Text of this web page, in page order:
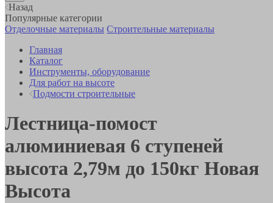
Назад
Популярные категории
Отделочные материалы Строительные материалы
Главная
Каталог
Инструменты, оборудование
Для работ на высоте
Подмости строительные
Лестница-помост
алюминиевая 6 ступеней
высота 2,79м до 150кг Новая
Высота